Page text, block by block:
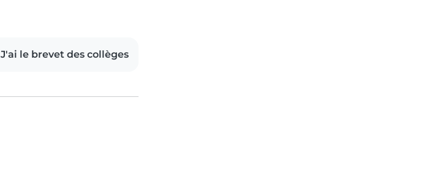
J'ai le brevet des collèges